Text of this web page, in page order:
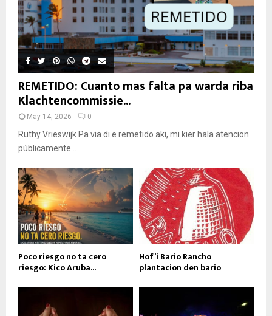
REMETIDO: Cuanto mas falta pa warda riba
Klachtencommissie...
May 14, 2026 0
Ruthy Vrieswijk Pa via di e remetido aki, mi kier hala atencion
públicamente...
Poco riesgo no ta cero
riesgo: Kico Aruba...
Hof’i Bario Rancho
plantacion den bario